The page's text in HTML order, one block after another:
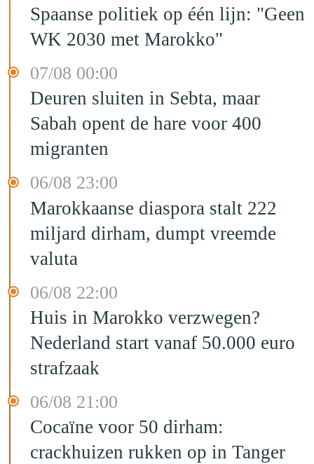
Spaanse politiek op één lijn: "Geen
WK 2030 met Marokko"
07/08 00:00
Deuren sluiten in Sebta, maar
Sabah opent de hare voor 400
migranten
06/08 23:00
Marokkaanse diaspora stalt 222
miljard dirham, dumpt vreemde
valuta
06/08 22:00
Huis in Marokko verzwegen?
Nederland start vanaf 50.000 euro
strafzaak
06/08 21:00
Cocaïne voor 50 dirham:
crackhuizen rukken op in Tanger